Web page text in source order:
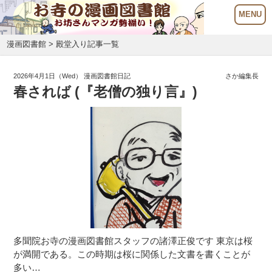
漫画図書館 > 殿堂入り記事一覧
2026年4月1日（Wed）漫画図書館日記 さか編集長
春されば (『老僧の独り言』)
多聞院お寺の漫画図書館スタッフの諸澤正俊です 東京は桜
が満開である。この時期は桜に関係した文書を書くことが
多い…